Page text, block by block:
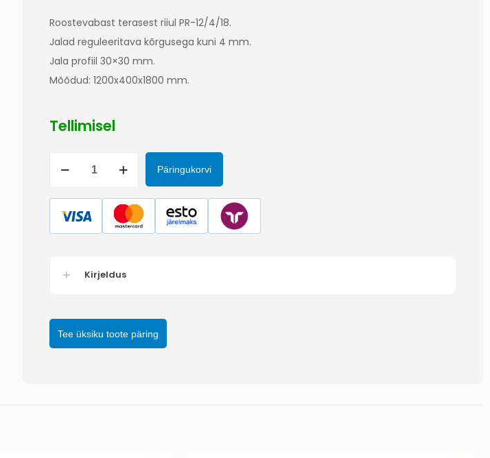
Roostevabast terasest riiul PR-12/4/18.
Jalad reguleeritava kõrgusega kuni 4 mm.
Jala profiil 30×30 mm.
Mõõdud: 1200x400x1800 mm.
Tellimisel
12/4/18
kogus
Päringukorvi
Kirjeldus
Tee üksiku toote päring